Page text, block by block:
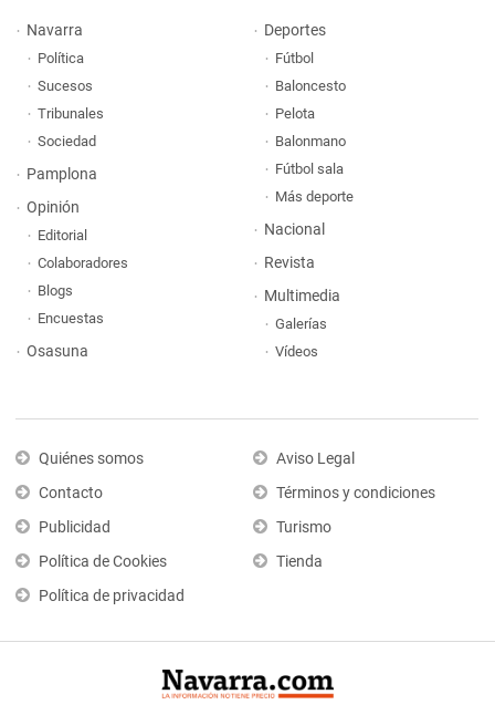
Navarra
Política
Sucesos
Tribunales
Sociedad
Pamplona
Opinión
Editorial
Colaboradores
Blogs
Encuestas
Osasuna
Deportes
Fútbol
Baloncesto
Pelota
Balonmano
Fútbol sala
Más deporte
Nacional
Revista
Multimedia
Galerías
Vídeos
Quiénes somos
Contacto
Publicidad
Política de Cookies
Política de privacidad
Aviso Legal
Términos y condiciones
Turismo
Tienda